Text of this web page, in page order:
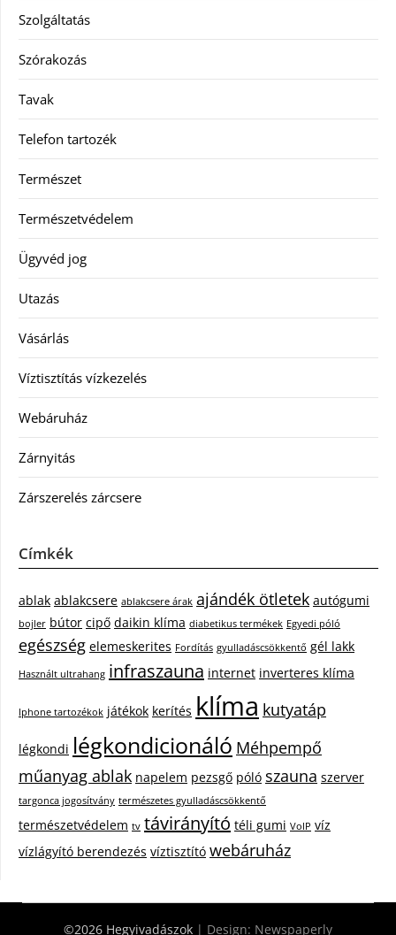
Szolgáltatás
Szórakozás
Tavak
Telefon tartozék
Természet
Természetvédelem
Ügyvéd jog
Utazás
Vásárlás
Víztisztítás vízkezelés
Webáruház
Zárnyitás
Zárszerelés zárcsere
Címkék
ablak ablakcsere ablakcsere árak ajándék ötletek autógumi
bojler bútor cipő daikin klíma diabetikus termékek Egyedi póló
egészség elemeskerites Fordítás gyulladáscsökkentő gél lakk
Használt ultrahang infraszauna internet inverteres klíma
Iphone tartozékok játékok kerítés klíma kutyatáp
légkondi légkondicionáló Méhpempő
műanyag ablak napelem pezsgő póló szauna szerver
targonca jogosítvány természetes gyulladáscsökkentő
természetvédelem tv távirányító téli gumi VoIP víz
vízlágyító berendezés víztisztító webáruház
©2026 Hegyivadászok | Design: Newspaperly